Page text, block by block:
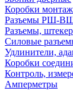
Коробки
Разъемы РШ-ВШ
Разъемы,
Силовые
Удлинители,
Коробки
Контроль,
Амперметры